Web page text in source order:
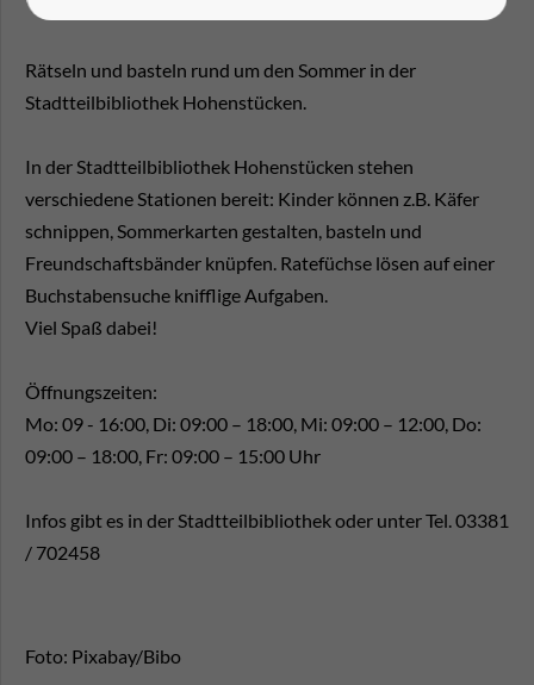
Rätseln und basteln rund um den Sommer in der
Stadtteilbibliothek Hohenstücken.
In der Stadtteilbibliothek Hohenstücken stehen
verschiedene Stationen bereit: Kinder können z.B. Käfer
schnippen, Sommerkarten gestalten, basteln und
Freundschaftsbänder knüpfen. Ratefüchse lösen auf einer
Buchstabensuche knifflige Aufgaben.
Viel Spaß dabei!
Öffnungszeiten:
Mo: 09 - 16:00, Di: 09:00 – 18:00, Mi: 09:00 – 12:00, Do:
09:00 – 18:00, Fr: 09:00 – 15:00 Uhr
Infos gibt es in der Stadtteilbibliothek oder unter Tel. 03381
/ 702458
Foto: Pixabay/Bibo